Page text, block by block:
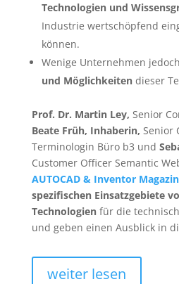
Technologien und
Industrie wertschöpfend
können.
Wenige Unternehmen
und Möglichkeitendieser
Prof. Dr. Martin Ley, Senior
Beate Früh, Inhaberin, Senior
Terminologin Büro b3 und
Customer Officer Semantic
AUTOCAD & Inventor
spezifischen Einsatzgebiete
Technologienfür die
und geben einen Ausblick in
weiter lesen